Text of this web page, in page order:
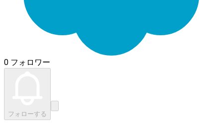
0 フォロワー
フォローする